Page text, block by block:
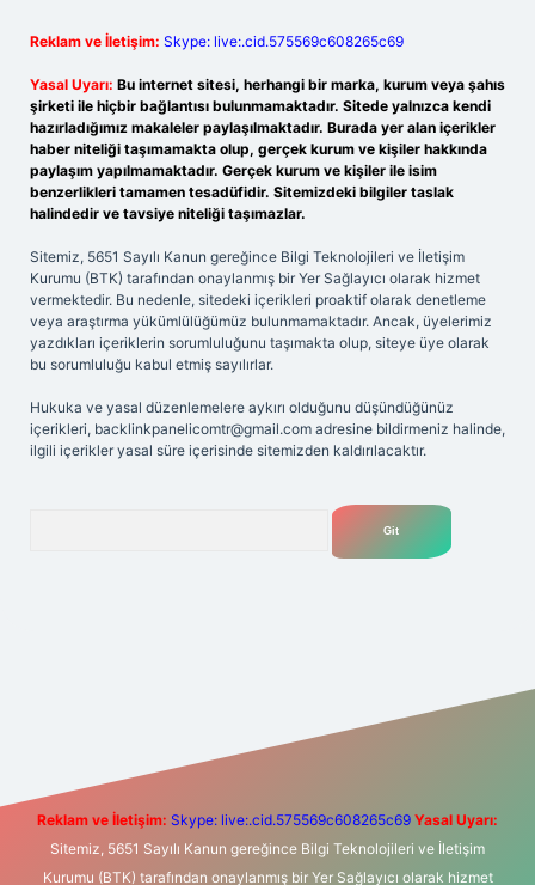
Reklam ve İletişim: Skype: live:.cid.575569c608265c69
Yasal Uyarı: Bu internet sitesi, herhangi bir marka, kurum veya şahıs
şirketi ile hiçbir bağlantısı bulunmamaktadır. Sitede yalnızca kendi
hazırladığımız makaleler paylaşılmaktadır. Burada yer alan içerikler
haber niteliği taşımamakta olup, gerçek kurum ve kişiler hakkında
paylaşım yapılmamaktadır. Gerçek kurum ve kişiler ile isim
benzerlikleri tamamen tesadüfidir. Sitemizdeki bilgiler taslak
halindedir ve tavsiye niteliği taşımazlar.
Sitemiz, 5651 Sayılı Kanun gereğince Bilgi Teknolojileri ve İletişim
Kurumu (BTK) tarafından onaylanmış bir Yer Sağlayıcı olarak hizmet
vermektedir. Bu nedenle, sitedeki içerikleri proaktif olarak denetleme
veya araştırma yükümlülüğümüz bulunmamaktadır. Ancak, üyelerimiz
yazdıkları içeriklerin sorumluluğunu taşımakta olup, siteye üye olarak
bu sorumluluğu kabul etmiş sayılırlar.
Hukuka ve yasal düzenlemelere aykırı olduğunu düşündüğünüz
içerikleri, backlinkpanelicomtr@gmail.com adresine bildirmeniz halinde,
ilgili içerikler yasal süre içerisinde sitemizden kaldırılacaktır.
Reklam ve İletişim: Skype: live:.cid.575569c608265c69 Yasal Uyarı:
Sitemiz, 5651 Sayılı Kanun gereğince Bilgi Teknolojileri ve İletişim
Kurumu (BTK) tarafından onaylanmış bir Yer Sağlayıcı olarak hizmet